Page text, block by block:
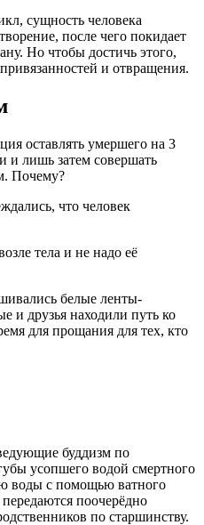
сущность человека
после чего покидает
Но чтобы достичь этого,
и отвращения.
оставлять умершего на 3
и лишь затем совершать
Почему?
что человек
тела и не надо её
белые ленты-
и друзья находили путь ко
для прощания для тех, кто
буддизм по
усопшего водой смертного
воды с помощью ватного
поочерёдно
по старшинству.